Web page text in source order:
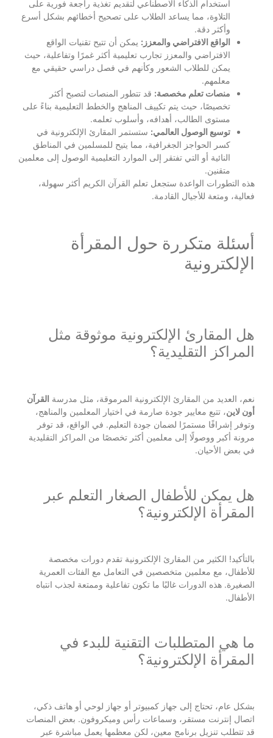
استخدام الذكاء الاصطناعي لتقديم تغذية راجعة فورية على
التلاوة، مما يساعد الطلاب على تصحيح أخطائهم بشكل أسرع
وأكثر دقة.
الواقع الافتراضي والمعزز: يمكن أن تتيح تقنيات الواقع
الافتراضي والمعزز تجارب تعليمية أكثر غمرًا وتفاعلية، حيث
يمكن للطلاب الشعور وكأنهم في فصل دراسي حقيقي مع
معلمهم.
منصات تعلم مخصصة: قد تتطور المنصات لتصبح أكثر
تخصيصًا، حيث يتم تكييف المناهج والخطط التعليمية بناءً على
مستوى الطالب، أهدافه، وأسلوب تعلمه.
توسيع الوصول العالمي: ستستمر المقارئ الإلكترونية في
كسر الحواجز الجغرافية، مما يتيح للمسلمين في المناطق
النائية أو التي تفتقر إلى الموارد التعليمية الوصول إلى معلمين
متقنين.
هذه التطورات الواعدة ستجعل تعلم القرآن الكريم أكثر سهولة،
فعالية، ومتعة للأجيال القادمة.
أسئلة متكررة حول المقرأة
الإلكترونية
هل المقارئ الإلكترونية موثوقة مثل
المراكز التقليدية؟
نعم، العديد من المقارئ الإلكترونية المرموقة، مثل مدرسة القرآن
أون لاين، تتبع معايير جودة صارمة في اختيار المعلمين والمناهج،
وتوفر إشرافًا مستمرًا لضمان جودة التعليم. في الواقع، قد توفر
مرونة أكبر ووصولًا إلى معلمين أكثر تخصصًا من المراكز التقليدية
في بعض الأحيان.
هل يمكن للأطفال الصغار التعلم عبر
المقرأة الإلكترونية؟
بالتأكيد! الكثير من المقارئ الإلكترونية تقدم دورات مخصصة
للأطفال، مع معلمين متخصصين في التعامل مع الفئات العمرية
الصغيرة. هذه الدورات غالبًا ما تكون تفاعلية وممتعة لجذب انتباه
الأطفال.
ما هي المتطلبات التقنية للبدء في
المقرأة الإلكترونية؟
بشكل عام، تحتاج إلى جهاز كمبيوتر أو جهاز لوحي أو هاتف ذكي،
اتصال إنترنت مستقر، وسماعات رأس وميكروفون. بعض المنصات
قد تتطلب تنزيل برنامج معين، لكن معظمها يعمل مباشرة عبر